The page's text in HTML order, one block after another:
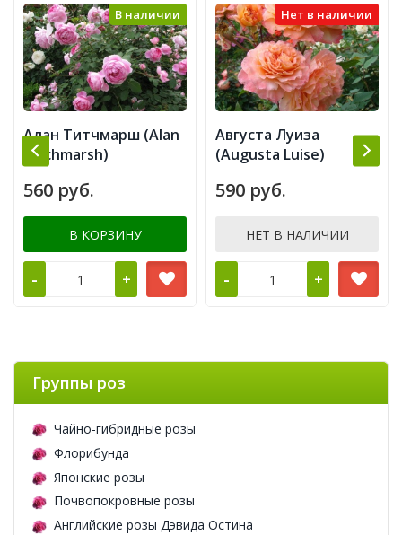
В наличии
Алан Титчмарш (Alan
Titchmarsh)
560 руб.
В КОРЗИНУ
- +
Нет в наличии
Августа Луиза
(Augusta Luise)
590 руб.
НЕТ В НАЛИЧИИ
- +
Группы роз
Чайно-гибридные розы
Флорибунда
Японские розы
Почвопокровные розы
Английские розы Дэвида Остина